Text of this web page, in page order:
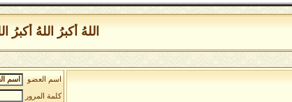
اللهُ أكبرُ اللهُ أكبرُ
اسم العضو
كلمة المرور